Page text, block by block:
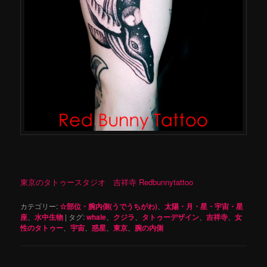
東京のタトゥースタジオ 吉祥寺 Redbunnytattoo
カテゴリー:☆部位・腕内側(うでうちがわ) 、太陽・月・星・宇宙・星
座 、水中生物 | タグ:whale クジラ タトゥーデザイン 、吉祥寺 、女
性のタトゥー 、宇宙 、惑星 、東京 腕の内側